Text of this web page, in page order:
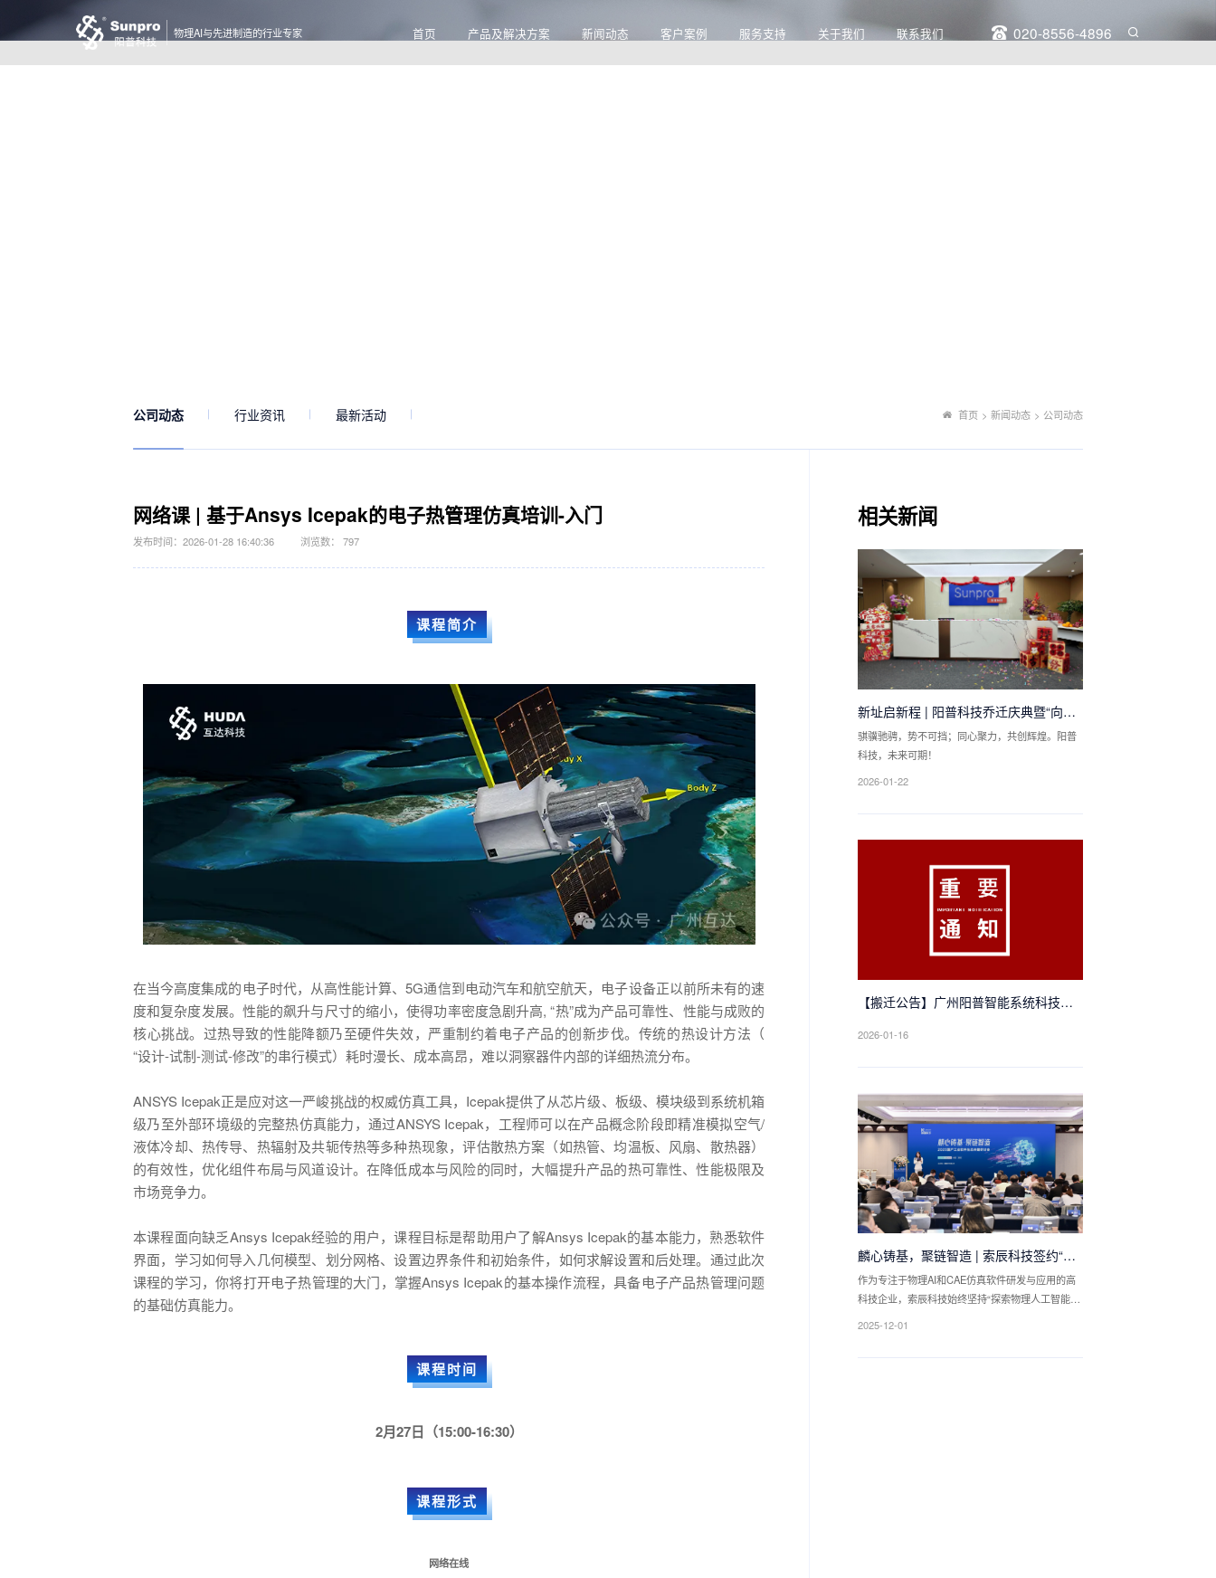
物理AI与先进制造的行业专家 首页 产品及解决方案 新闻动态 客户案例 服务支持 关于我们 联系我们 020-8556-4896
公司动态 行业资讯 最新活动 首页 > 新闻动态 > 公司动态
网络课 | 基于Ansys Icepak的电子热管理仿真培训-入门
发布时间：2026-01-28 16:40:36 浏览数： 797
课程简介
在当今高度集成的电子时代，从高性能计算、5G通信到电动汽车和航空航天，电子设备正以前所未有的速
度和复杂度发展。性能的飙升与尺寸的缩小，使得功率密度急剧升高, “热”成为产品可靠性、性能与成败的
核心挑战。过热导致的性能降额乃至硬件失效，严重制约着电子产品的创新步伐。传统的热设计方法（
“设计-试制-测试-修改”的串行模式）耗时漫长、成本高昂，难以洞察器件内部的详细热流分布。
ANSYS Icepak正是应对这一严峻挑战的权威仿真工具，Icepak提供了从芯片级、板级、模块级到系统机箱
级乃至外部环境级的完整热仿真能力，通过ANSYS Icepak，工程师可以在产品概念阶段即精准模拟空气/
液体冷却、热传导、热辐射及共轭传热等多种热现象，评估散热方案（如热管、均温板、风扇、散热器）
的有效性，优化组件布局与风道设计。在降低成本与风险的同时，大幅提升产品的热可靠性、性能极限及
市场竞争力。
本课程面向缺乏Ansys Icepak经验的用户，课程目标是帮助用户了解Ansys Icepak的基本能力，熟悉软件
界面，学习如何导入几何模型、划分网格、设置边界条件和初始条件，如何求解设置和后处理。通过此次
课程的学习，你将打开电子热管理的大门，掌握Ansys Icepak的基本操作流程，具备电子产品热管理问题
的基础仿真能力。
课程时间
2月27日（15:00-16:30）
课程形式
网络在线
相关新闻
新址启新程 | 阳普科技乔迁庆典暨“向物
理AI进军”动员大会圆满举行
骐骥驰骋，势不可挡；同心聚力，共创辉煌。阳普
科技，未来可期！
2026-01-22
【搬迁公告】广州阳普智能系统科技有
2026-01-16
麟心铸基，聚链智造 | 索辰科技签约“麒
心行动”合作伙伴，共绘工业软件新蓝图
作为专注于物理AI和CAE仿真软件研发与应用的高
科技企业，索辰科技始终坚持“探索物理人工智能，
2025-12-01